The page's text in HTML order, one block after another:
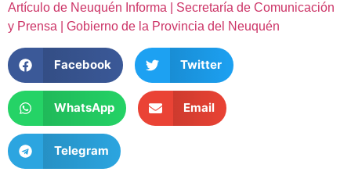
Artículo de Neuquén Informa | Secretaría de Comunicación
y Prensa | Gobierno de la Provincia del Neuquén
Facebook Twitter
WhatsApp Email
Telegram